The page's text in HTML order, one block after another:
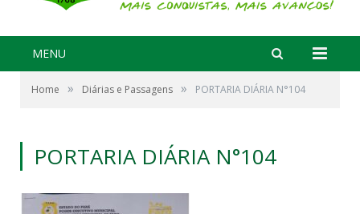
MENU
Home » Diárias e Passagens » PORTARIA DIÁRIA N°104
PORTARIA DIÁRIA N°104